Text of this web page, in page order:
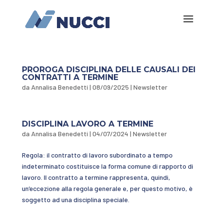
PROROGA DISCIPLINA DELLE CAUSALI DEI
CONTRATTI A TERMINE
da Annalisa Benedetti | 08/09/2025 | Newsletter
DISCIPLINA LAVORO A TERMINE
da Annalisa Benedetti | 04/07/2024 | Newsletter
Regola: il contratto di lavoro subordinato a tempo
indeterminato costituisce la forma comune di rapporto di
lavoro. Il contratto a termine rappresenta, quindi,
un’eccezione alla regola generale e, per questo motivo, è
soggetto ad una disciplina speciale.